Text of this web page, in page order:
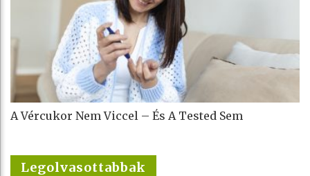
A Vércukor Nem Viccel – És A Tested Sem
Legolvasottabbak